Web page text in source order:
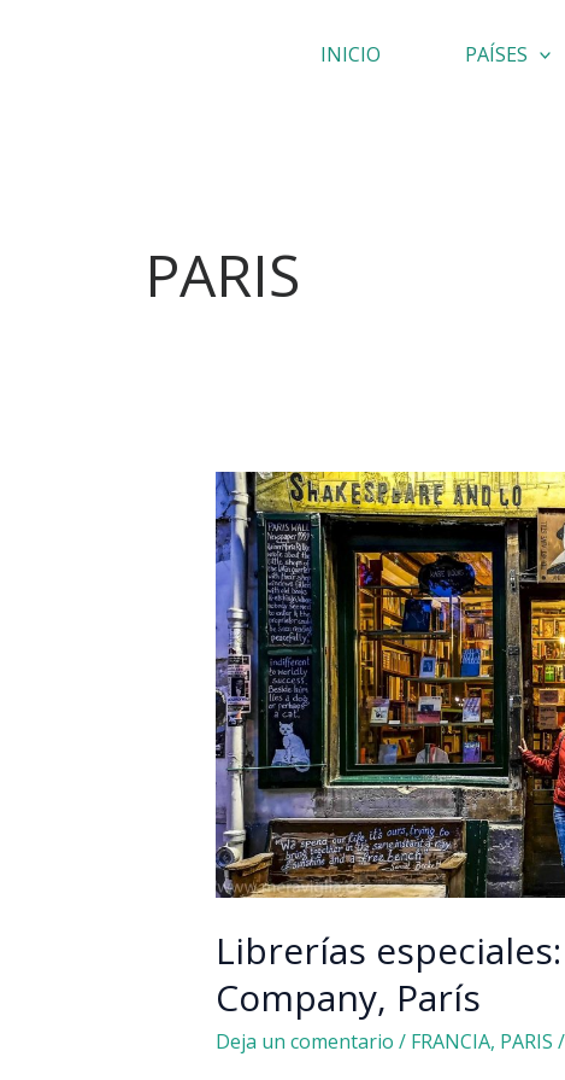
INICIO PAÍSES
PARIS
Librerías
Company, París
Deja un comentario / FRANCIA, PARIS /